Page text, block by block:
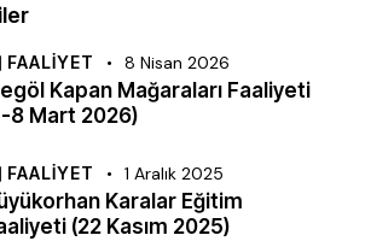
FAALIYET 8 Nisan 2026
Kapan Mağaraları Faaliyeti
8 Mart 2026)
FAALIYET 1 Aralık 2025
Karalar Eğitim
(22 Kasım 2025)